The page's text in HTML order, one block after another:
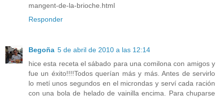
mangent-de-la-brioche.html
Responder
Begoña 5 de abril de 2010 a las 12:14
hice esta receta el sábado para una comilona con amigos y
fue un éxito!!!!Todos querían más y más. Antes de servirlo
lo metí unos segundos en el microndas y serví cada ración
con una bola de helado de vainilla encima. Para chuparse